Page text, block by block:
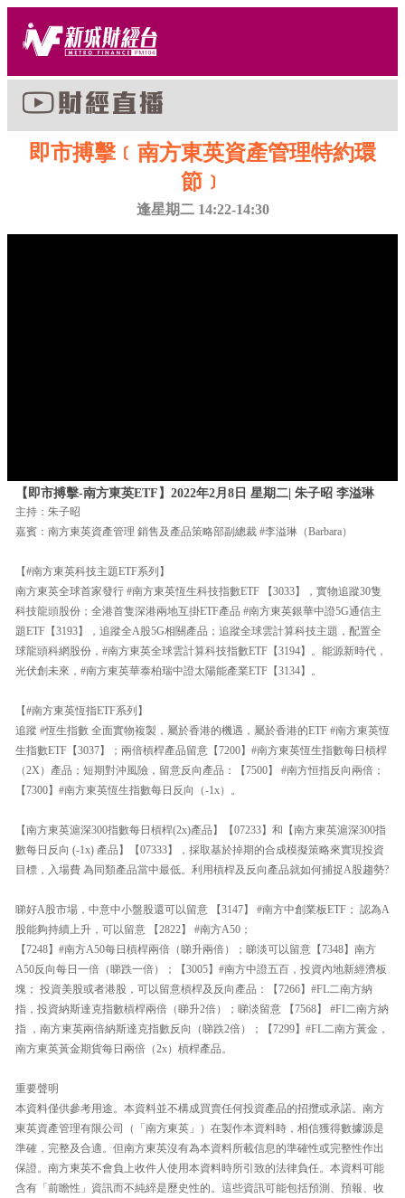
即市搏擊﹝南方東英資產管理特約環
節﹞
逢星期二 14:22-14:30
【即市搏擊-南方東英ETF】2022年2月8日 星期二| 朱子昭 李溢琳
主持：朱子昭
嘉賓：南方東英資產管理 銷售及產品策略部副總裁 #李溢琳（Barbara）
【#南方東英科技主題ETF系列】
南方東英全球首家發行 #南方東英恆生科技指數ETF 【3033】，實物追蹤30隻
科技龍頭股份；全港首隻深港兩地互掛ETF產品 #南方東英銀華中證5G通信主
題ETF【3193】，追蹤全A股5G相關產品；追蹤全球雲計算科技主題，配置全
球龍頭科網股份，#南方東英全球雲計算科技指數ETF【3194】。能源新時代，
光伏創未來，#南方東英華泰柏瑞中證太陽能產業ETF【3134】。
【#南方東英恆指ETF系列】
追蹤 #恆生指數 全面實物複製，屬於香港的機遇，屬於香港的ETF #南方東英恆
生指數ETF【3037】；兩倍槓桿產品留意【7200】#南方東英恆生指數每日槓桿
（2X）產品；短期對沖風險，留意反向產品：【7500】 #南方恒指反向兩倍；
【7300】#南方東英恆生指數每日反向（-1x）。
【南方東英滬深300指數每日槓桿(2x)產品】【07233】和【南方東英滬深300指
數每日反向 (-1x) 產品】【07333】，採取基於掉期的合成模擬策略來實現投資
目標，入場費 為同類產品當中最低。利用槓桿及反向產品就如何捕捉A股趨勢?
睇好A股市場，中意中小盤股還可以留意 【3147】 #南方中創業板ETF； 認為A
股能夠持續上升，可以留意 【2822】 #南方A50；
【7248】#南方A50每日槓桿兩倍（睇升兩倍）；睇淡可以留意【7348】南方
A50反向每日一倍（睇跌一倍）；【3005】#南方中證五百，投資內地新經濟板
塊； 投資美股或者港股，可以留意槓桿及反向產品：【7266】#FL二南方納
指，投資納斯達克指數槓桿兩倍（睇升2倍）；睇淡留意 【7568】 #FI二南方納
指 ，南方東英兩倍納斯達克指數反向（睇跌2倍）；【7299】#FL二南方黃金，
南方東英黃金期貨每日兩倍（2x）槓桿產品。
重要聲明
本資料僅供參考用途。本資料並不構成買賣任何投資產品的招攬或承諾。南方
東英資產管理有限公司（「南方東英」）在製作本資料時，相信獲得數據源是
準確，完整及合適。但南方東英沒有為本資料所載信息的準確性或完整性作出
保證。南方東英不會負上收件人使用本資料時所引致的法律負任。本資料可能
含有「前瞻性」資訊而不純綷是歷史性的。這些資訊可能包括預測、預報、收